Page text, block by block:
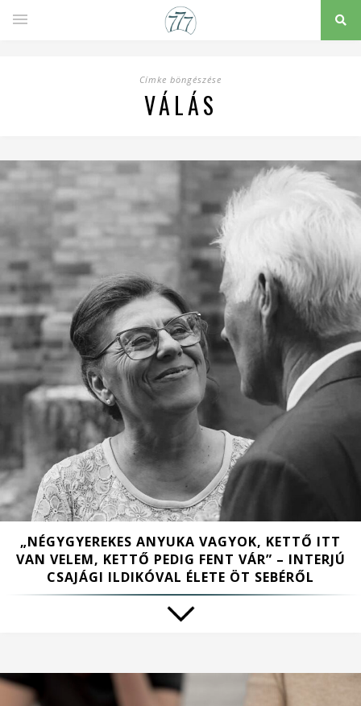
Címke böngészése
VÁLÁS
„NÉGYGYEREKES ANYUKA VAGYOK, KETTŐ ITT
VAN VELEM, KETTŐ PEDIG FENT VÁR” – INTERJÚ
CSAJÁGI ILDIKÓVAL ÉLETE ÖT SEBÉRŐL